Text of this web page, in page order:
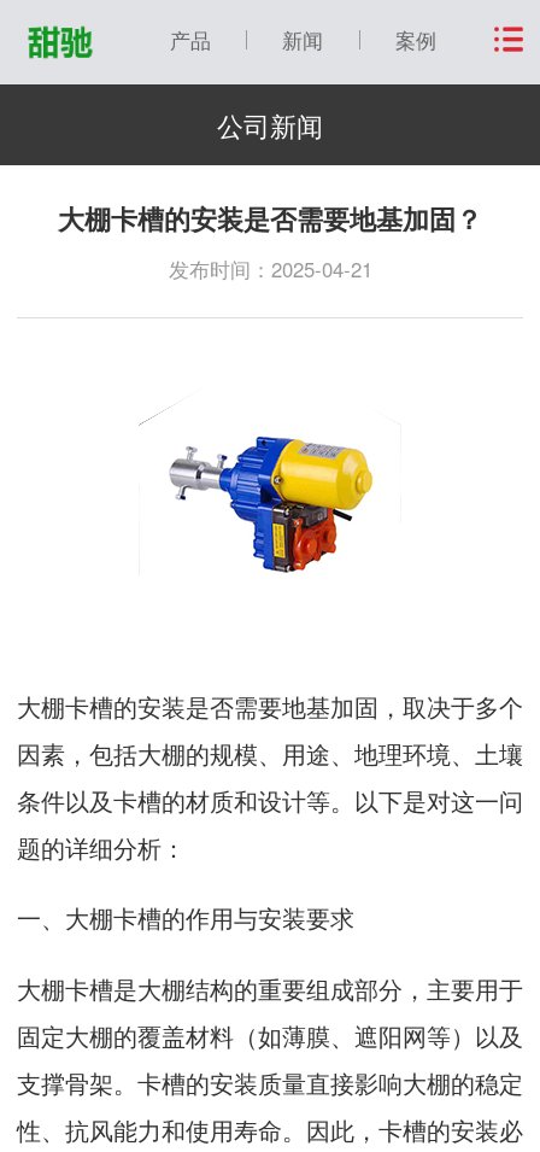
产品 新闻 案例
公司新闻
大棚卡槽的安装是否需要地基加固？
发布时间：2025-04-21
大棚卡槽的安装是否需要地基加固，取决于多个
因素，包括大棚的规模、用途、地理环境、土壤
条件以及卡槽的材质和设计等。以下是对这一问
题的详细分析：
一、大棚卡槽的作用与安装要求
大棚卡槽是大棚结构的重要组成部分，主要用于
固定大棚的覆盖材料（如薄膜、遮阳网等）以及
支撑骨架。卡槽的安装质量直接影响大棚的稳定
性、抗风能力和使用寿命。因此，卡槽的安装必